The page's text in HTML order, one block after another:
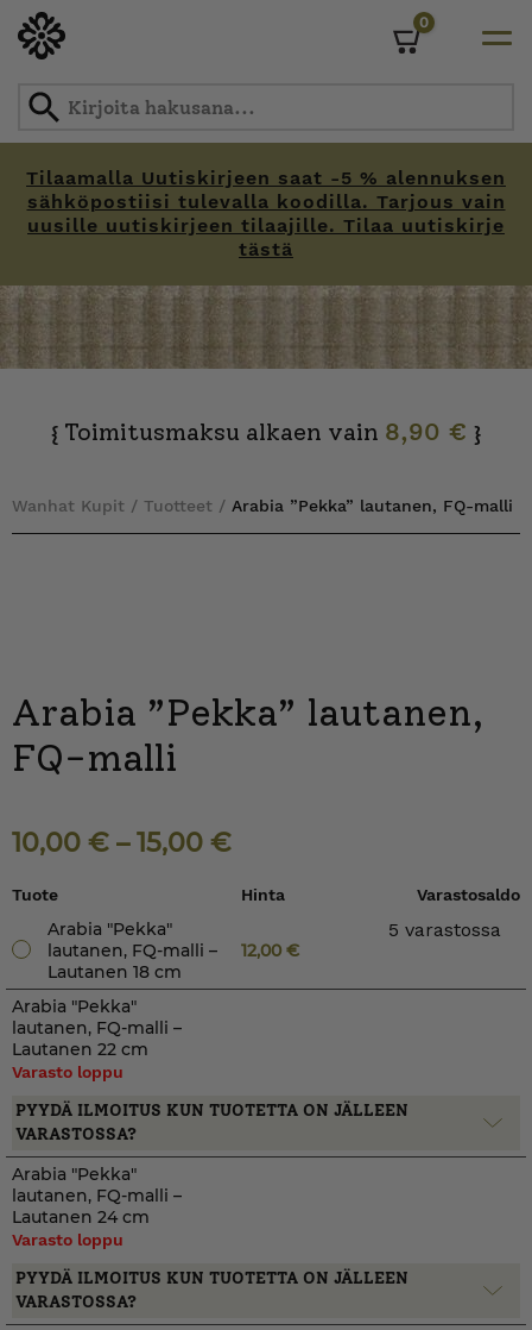
Tilaamalla Uutiskirjeen saat -5 % alennuksen
sähköpostiisi tulevalla koodilla. Tarjous vain
uusille uutiskirjeen tilaajille. Tilaa uutiskirje
tästä
0
{ Toimitusmaksu alkaen vain 8,90 € }
Wanhat Kupit / Tuotteet / Arabia ”Pekka” lautanen, FQ-malli
Arabia ”Pekka” lautanen,
FQ-malli
10,00 € –15,00 €
Tuote Hinta Varastosaldo
Arabia "Pekka"
lautanen, FQ-malli –
Lautanen 18 cm
12,00€
5 varastossa
Arabia "Pekka"
lautanen, FQ-malli –
Lautanen 22 cm
Varasto loppu
PYYDÄ ILMOITUS KUN TUOTETTA ON JÄLLEEN
VARASTOSSA?
Arabia "Pekka"
lautanen, FQ-malli –
Lautanen 24 cm
Varasto loppu
PYYDÄ ILMOITUS KUN TUOTETTA ON JÄLLEEN
VARASTOSSA?